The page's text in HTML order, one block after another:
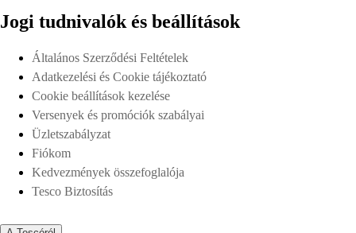
Jogi tudnivalók és beállítások
Általános Szerződési Feltételek
Adatkezelési és Cookie tájékoztató
Cookie beállítások kezelése
Versenyek és promóciók szabályai
Üzletszabályzat
Fiókom
Kedvezmények összefoglalója
Tesco Biztosítás